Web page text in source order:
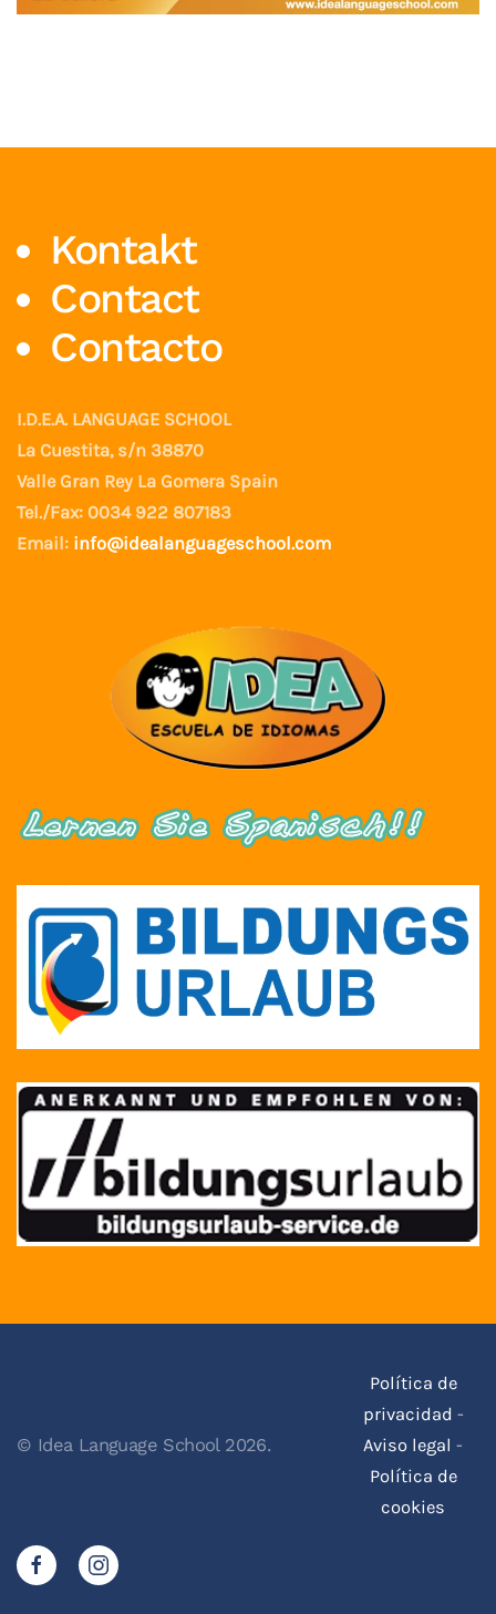
Kontakt
Contact
Contacto
I.D.E.A. LANGUAGE SCHOOL
La Cuestita, s/n 38870
Valle Gran Rey La Gomera Spain
Tel./Fax: 0034 922 807183
Email: info@idealanguageschool.com
© Idea Language School 2026.
Política de
privacidad -
Aviso legal-
Política de
cookies